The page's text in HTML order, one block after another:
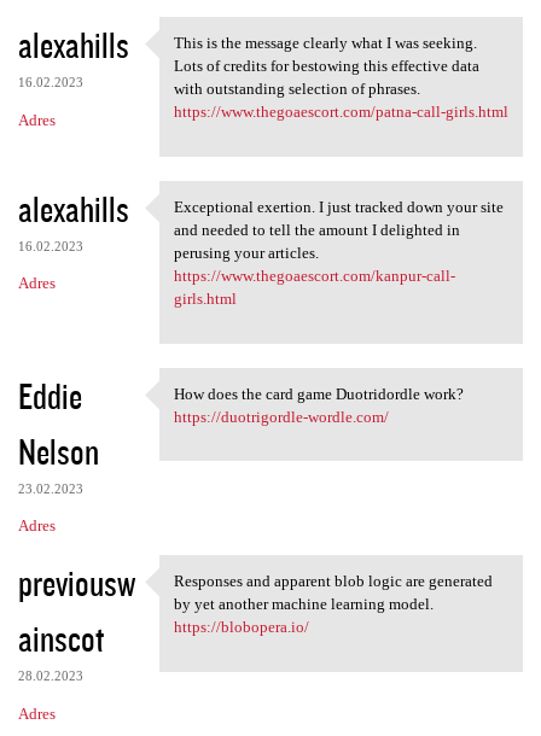
alexahills
16.02.2023
Adres
This is the message clearly
This is the message clearly what I was seeking.
Lots of credits for bestowing this effective data
with outstanding selection of phrases.
https://www.thegoaescort.com/patna-call-girls.html
alexahills
16.02.2023
Adres
Exceptional exertion. I just
Exceptional exertion. I just tracked down your site
and needed to tell the amount I delighted in
perusing your articles.
https://www.thegoaescort.com/kanpur-call-
girls.html
Eddie
Nelson
23.02.2023
Adres
How does the card game
How does the card game Duotridordle work?
https://duotrigordle-wordle.com/
previousw
ainscot
28.02.2023
Adres
Responses and apparent blob
Responses and apparent blob logic are generated
by yet another machine learning model.
https://blobopera.io/